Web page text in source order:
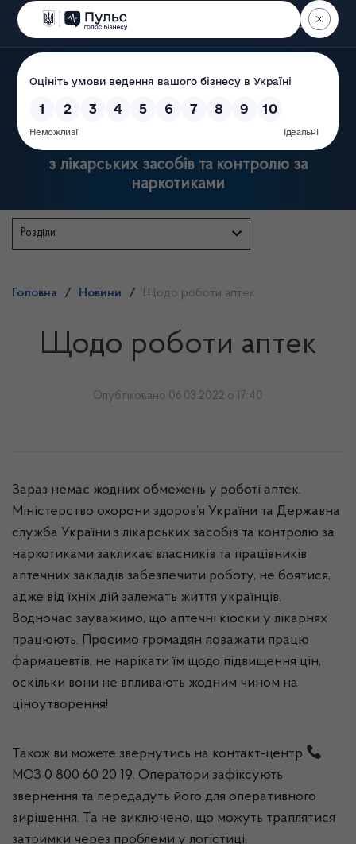
Пошук
Державна служба України
з лікарських засобів та контролю за
наркотиками
Розділи
Головна / Новини / Щодо роботи аптек
Щодо роботи аптек
Опубліковано 06.03.2022 о 17:40
Зараз немає жодних обмежень у роботі аптек.
Міністерство охорони здоров’я України та Державна
служба України з лікарських засобів та контролю за
наркотиками закликає власників та працівників
аптечних закладів забезпечити роботу, не боятися,
адже від їхніх дій залежать життя українців.
Водночас зауважимо, що аптечні кіоски у лікарнях
працюють. Просимо громадян поважати працю
фармацевтів, не нарікати їм щодо підвищення цін,
оскільки вони не впливають жодним чином на
ціноутворення!
Також ви можете звернутись на контакт-центр
МОЗ 0 800 60 20 19. Оператори зафіксують
звернення та передадуть його для оперативного
вирішення. Та не виключено, що можуть траплятися
затримки через проблеми у логістиці.